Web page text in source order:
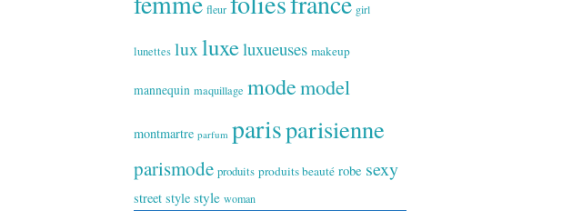
fleur girl
lunettes luxluxeluxueuses makeup
mannequin maquillage modemodel
montmartre parfum parisparisienne
parismode produits produits beauté robe sexy
street style style woman